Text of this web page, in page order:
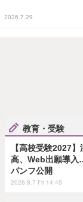
2026.7.29
教育・受験
【高校受験2027
高、Web出願導
パンフ公開
2026.8.7 Fri 14:45